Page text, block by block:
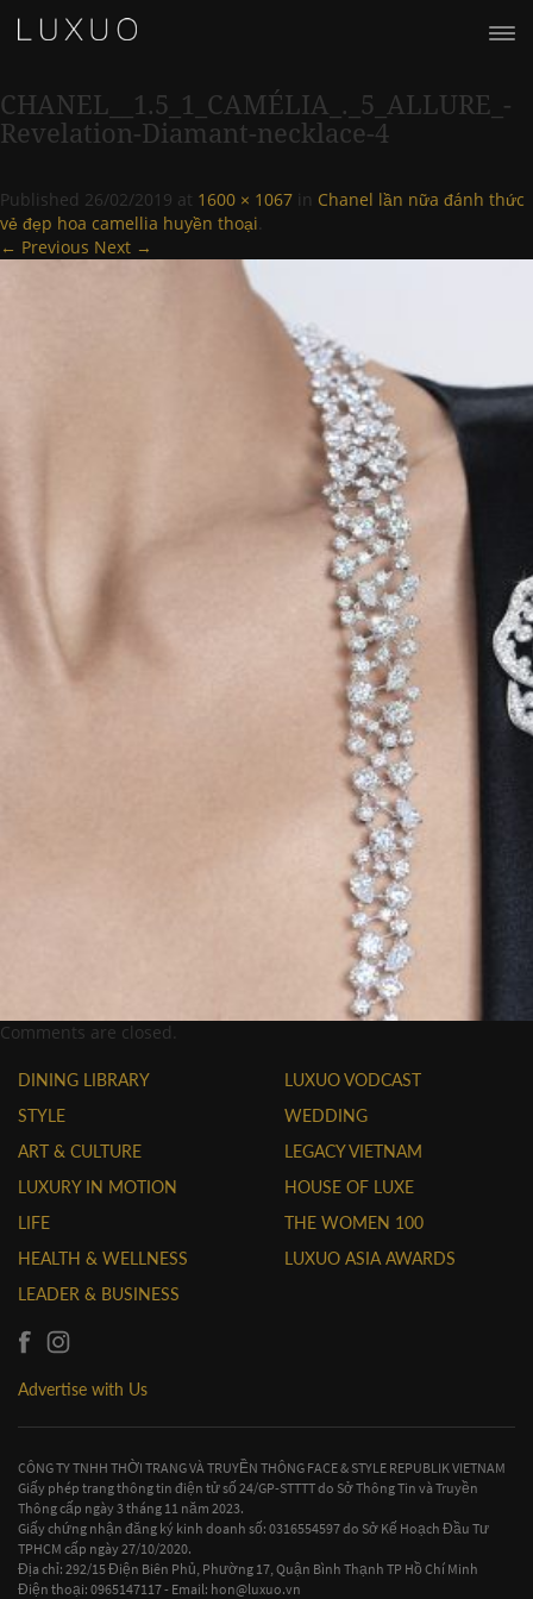
CHANEL__1.5_1_CAMÉLIA_._5_ALLURE_-
Revelation-Diamant-necklace-4
Published 26/02/2019 at 1600 × 1067 in Chanel lần nữa đánh thức
vẻ đẹp hoa camellia huyền thoại.
← Previous Next →
Comments are closed.
DINING LIBRARY
STYLE
ART & CULTURE
LUXURY IN MOTION
LIFE
HEALTH & WELLNESS
LEADER & BUSINESS
LUXUO VODCAST
WEDDING
LEGACY VIETNAM
HOUSE OF LUXE
THE WOMEN 100
LUXUO ASIA AWARDS
Advertise with Us
CÔNG TY TNHH THỜI TRANG VÀ TRUYỀN THÔNG FACE & STYLE REPUBLIK VIETNAM
Giấy phép trang thông tin điện tử số 24/GP-STTTT do Sở Thông Tin và Truyền
Thông cấp ngày 3 tháng 11 năm 2023.
Giấy chứng nhận đăng ký kinh doanh số: 0316554597 do Sở Kế Hoạch Đầu Tư
TPHCM cấp ngày 27/10/2020.
Địa chỉ: 292/15 Điện Biên Phủ, Phường 17, Quận Bình Thạnh TP Hồ Chí Minh
Điện thoại: 0965147117 - Email: hon@luxuo.vn